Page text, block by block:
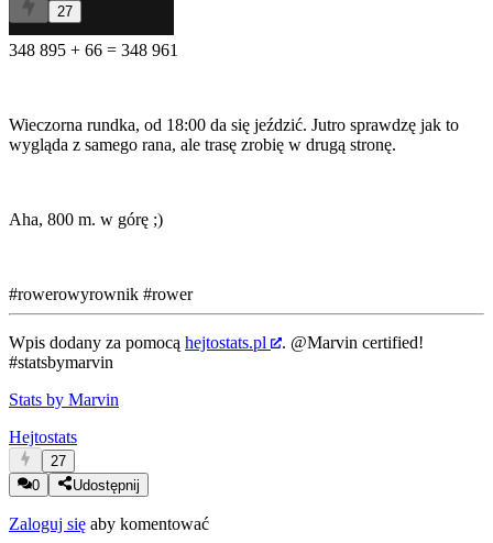
27
348 895 + 66 = 348 961
Wieczorna rundka, od 18:00 da się jeździć. Jutro sprawdzę jak to
wygląda z samego rana, ale trasę zrobię w drugą stronę.
Aha, 800 m. w górę ;)
#rowerowyrownik #rower
Wpis dodany za pomocą hejtostats.pl . @Marvin certified!
#statsbymarvin
Stats by Marvin
Hejtostats
27
0
Udostępnij
Zaloguj się aby komentować